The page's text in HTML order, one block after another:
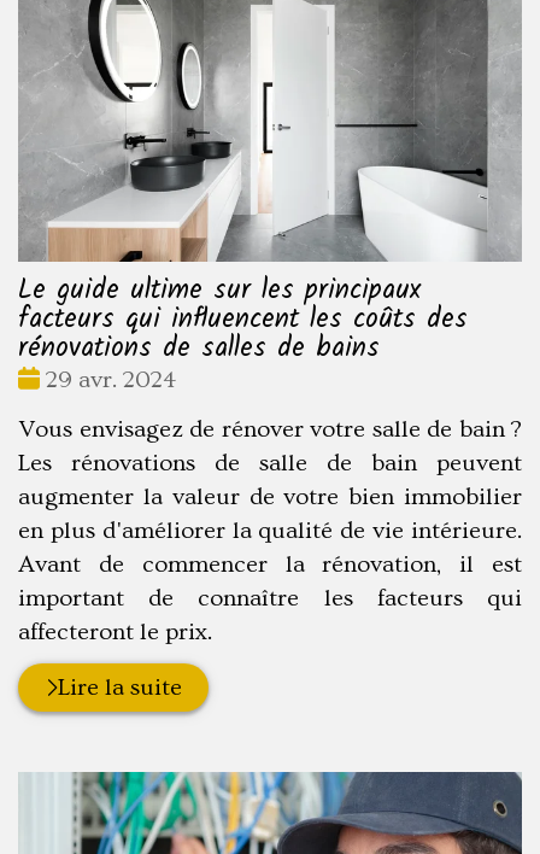
Le guide ultime sur les principaux
facteurs qui influencent les coûts des
rénovations de salles de bains
Date
29 avr. 2024
Vous envisagez de rénover votre salle de bain ?
Les rénovations de salle de bain peuvent
augmenter la valeur de votre bien immobilier
en plus d'améliorer la qualité de vie intérieure.
Avant de commencer la rénovation, il est
important de connaître les facteurs qui
affecteront le prix.
Lire la suite